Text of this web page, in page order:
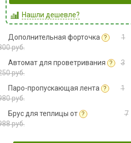
Нашли дешевле?
Дополнительная форточка ?
1
руб.
Автомат для проветривания ?
3
руб.
Паро-пропускающая лента ?
1
руб.
Брус для теплицы от ?
7
руб.